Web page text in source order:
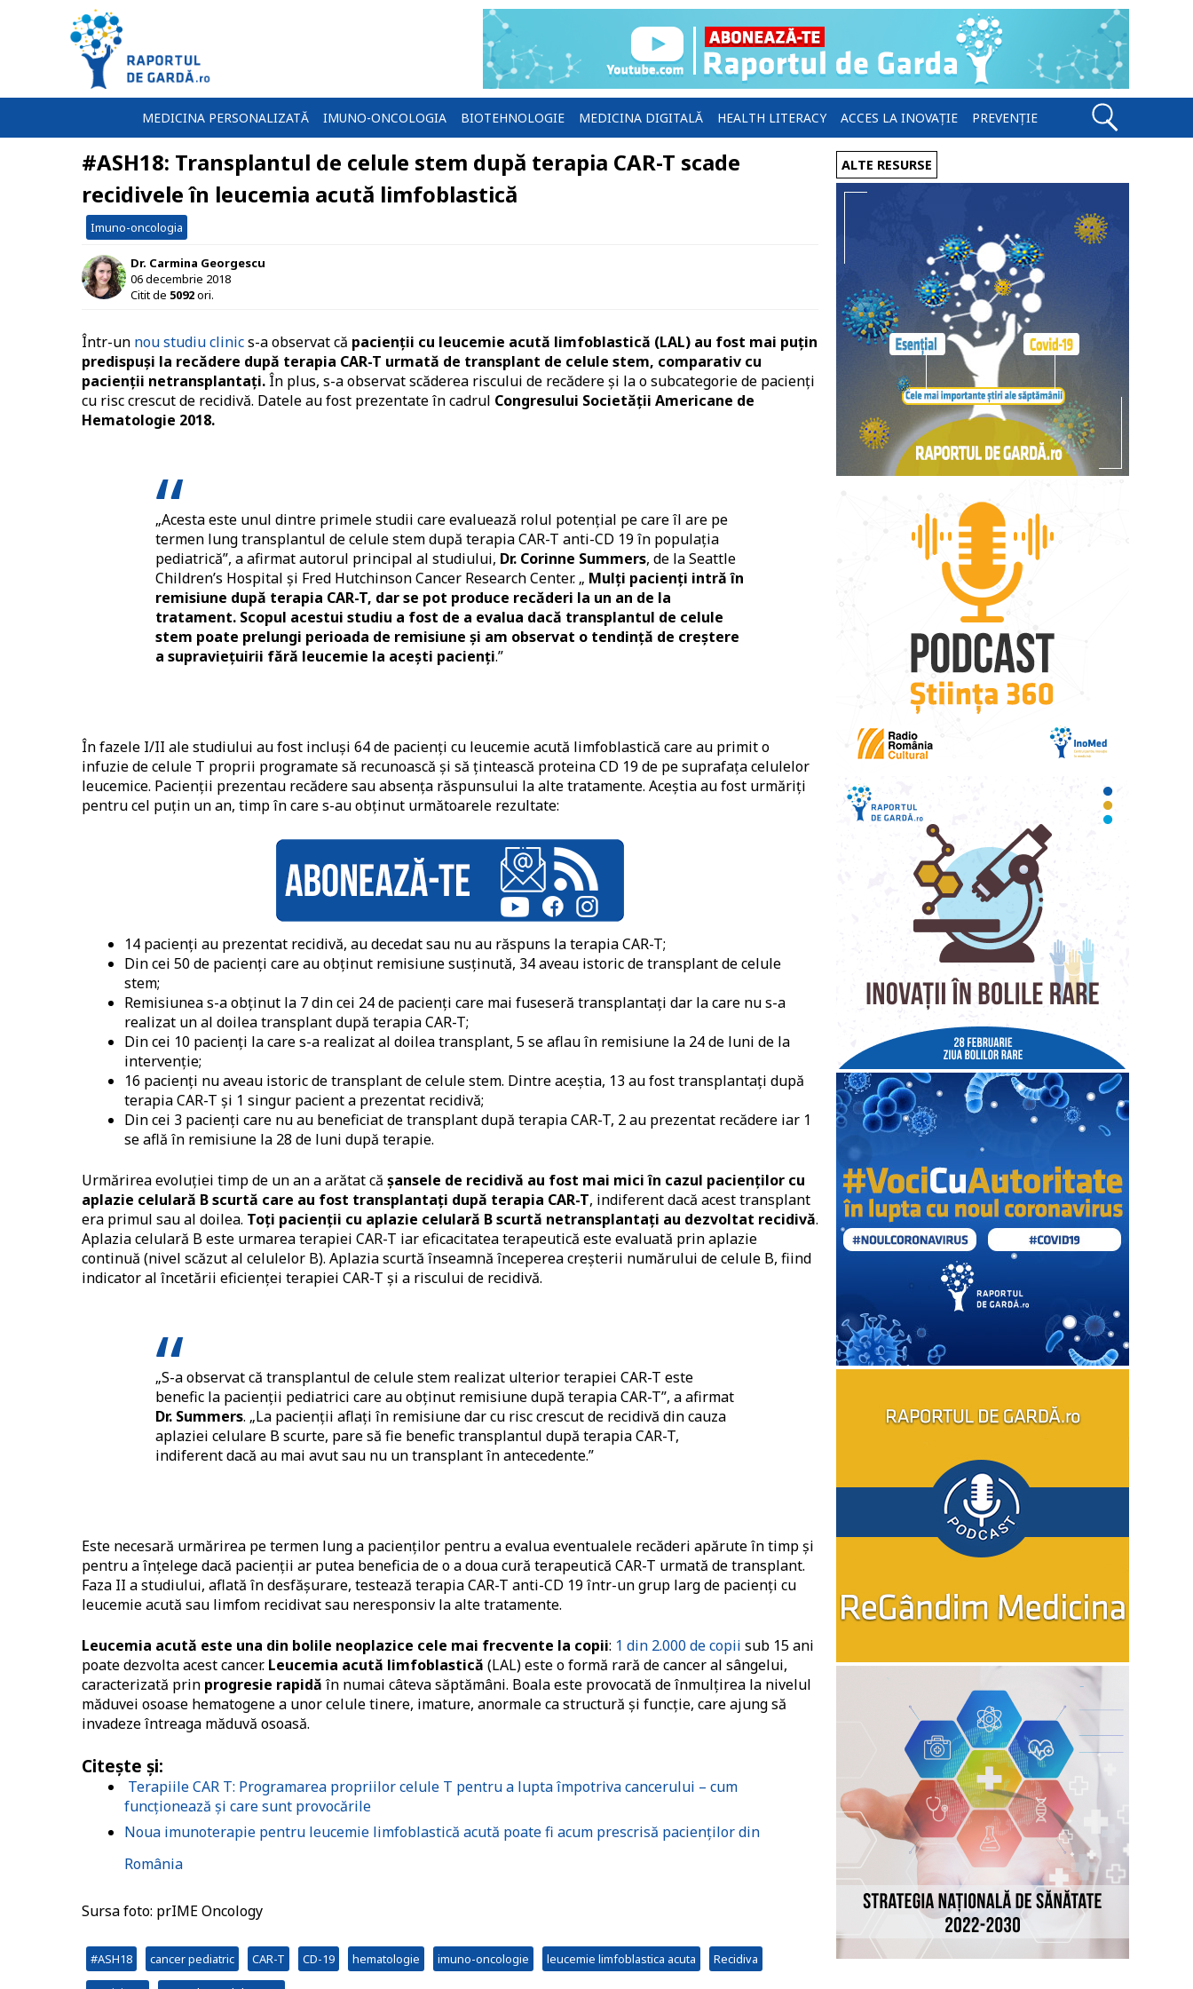
MEDICINA PERSONALIZATĂ IMUNO-ONCOLOGIA BIOTEHNOLOGIE MEDICINA DIGITALĂ HEALTH LITERACY ACCES LA INOVAȚIE PREVENȚIE
#ASH18: Transplantul de celule stem după terapia CAR-T scade
recidivele în leucemia acută limfoblastică
Imuno-oncologia
Dr. Carmina Georgescu
06 decembrie 2018
Citit de 5092ori.
Într-un nou studiu clinics-a observat că pacienții cu leucemie acută limfoblastică (LAL) au fost mai puțin
predispuși la recădere după terapia CAR-T urmată de transplant de celule stem, comparativ cu
pacienții netransplantați.În plus, s-a observat scăderea riscului de recădere și la o subcategorie de pacienți
cu risc crescut de recidivă. Datele au fost prezentate în cadrul Congresului Societății Americane de
Hematologie 2018.
„Acesta este unul dintre primele studii care evaluează rolul potențial pe care îl are pe
termen lung transplantul de celule stem după terapia CAR-T anti-CD 19 în populația
pediatrică”, a afirmat autorul principal al studiului, Dr. Corinne Summers, de la Seattle
Children’s Hospital și Fred Hutchinson Cancer Research Center. „ Mulți pacienți intră în
remisiune după terapia CAR-T, dar se pot produce recăderi la un an de la
tratament. Scopul acestui studiu a fost de a evalua dacă transplantul de celule
stem poate prelungi perioada de remisiune și am observat o tendință de creștere
a supraviețuirii fără leucemie la acești pacienți.”
În fazele I/II ale studiului au fost incluși 64 de pacienți cu leucemie acută limfoblastică care au primit o
infuzie de celule T proprii programate să recunoască și să țintească proteina CD 19 de pe suprafața celulelor
leucemice. Pacienții prezentau recădere sau absența răspunsului la alte tratamente. Aceștia au fost urmăriți
pentru cel puțin un an, timp în care s-au obținut următoarele rezultate:
14 pacienți au prezentat recidivă, au decedat sau nu au răspuns la terapia CAR-T;
Din cei 50 de pacienți care au obținut remisiune susținută, 34 aveau istoric de transplant de celule
stem;
Remisiunea s-a obținut la 7 din cei 24 de pacienți care mai fuseseră transplantați dar la care nu s-a
realizat un al doilea transplant după terapia CAR-T;
Din cei 10 pacienți la care s-a realizat al doilea transplant, 5 se aflau în remisiune la 24 de luni de la
intervenție;
16 pacienți nu aveau istoric de transplant de celule stem. Dintre aceștia, 13 au fost transplantați după
terapia CAR-T și 1 singur pacient a prezentat recidivă;
Din cei 3 pacienți care nu au beneficiat de transplant după terapia CAR-T, 2 au prezentat recădere iar 1
se află în remisiune la 28 de luni după terapie.
Urmărirea evoluției timp de un an a arătat că șansele de recidivă au fost mai mici în cazul pacienților cu
aplazie celulară B scurtă care au fost transplantați după terapia CAR-T, indiferent dacă acest transplant
era primul sau al doilea. Toți pacienții cu aplazie celulară B scurtă netransplantați au dezvoltat recidivă.
Aplazia celulară B este urmarea terapiei CAR-T iar eficacitatea terapeutică este evaluată prin aplazie
continuă (nivel scăzut al celulelor B). Aplazia scurtă înseamnă începerea creșterii numărului de celule B, fiind
indicator al încetării eficienței terapiei CAR-T și a riscului de recidivă.
„S-a observat că transplantul de celule stem realizat ulterior terapiei CAR-T este
benefic la pacienții pediatrici care au obținut remisiune după terapia CAR-T”, a afirmat
Dr. Summers. „La pacienții aflați în remisiune dar cu risc crescut de recidivă din cauza
aplaziei celulare B scurte, pare să fie benefic transplantul după terapia CAR-T,
indiferent dacă au mai avut sau nu un transplant în antecedente.”
Este necesară urmărirea pe termen lung a pacienților pentru a evalua eventualele recăderi apărute în timp și
pentru a înțelege dacă pacienții ar putea beneficia de o a doua cură terapeutică CAR-T urmată de transplant.
Faza II a studiului, aflată în desfășurare, testează terapia CAR-T anti-CD 19 într-un grup larg de pacienți cu
leucemie acută sau limfom recidivat sau neresponsiv la alte tratamente.
Leucemia acută este una din bolile neoplazice cele mai frecvente la copii: 1 din 2.000 de copii sub 15 ani
poate dezvolta acest cancer. Leucemia acută limfoblastică (LAL) este o formă rară de cancer al sângelui,
caracterizată prin progresie rapidă în numai câteva săptămâni. Boala este provocată de înmulțirea la nivelul
măduvei osoase hematogene a unor celule tinere, imature, anormale ca structură şi funcţie, care ajung să
invadeze întreaga măduvă osoasă.
Citește și:
Terapiile CAR T: Programarea propriilor celule T pentru a lupta împotriva cancerului – cum
funcționează și care sunt provocările
Noua imunoterapie pentru leucemie limfoblastică acută poate fi acum prescrisă pacienților din
România
Sursa foto: prIME Oncology
#ASH18 cancer pediatric CAR-T CD-19 hematologie imuno-oncologie leucemie limfoblastica acuta Recidiva
ALTE RESURSE